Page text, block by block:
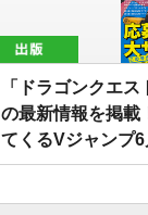
「ドラゴンクエ
の最新情報を掲
てくるVジャンプ6